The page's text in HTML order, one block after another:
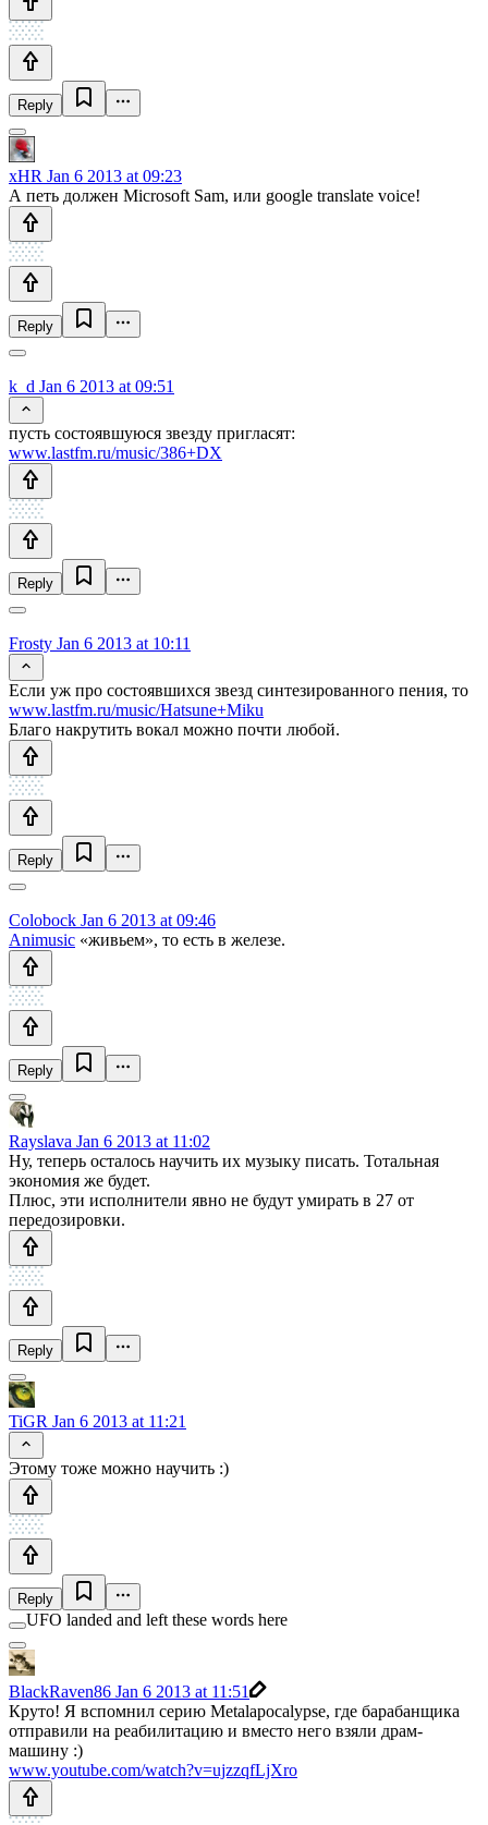
Reply
xHR Jan 6 2013 at 09:23
А петь должен Microsoft Sam, или google translate voice!
Reply
k_d Jan 6 2013 at 09:51
пусть состоявшуюся звезду пригласят:
www.lastfm.ru/music/386+DX
Reply
Frosty Jan 6 2013 at 10:11
Если уж про состоявшихся звезд синтезированного пения, то
www.lastfm.ru/music/Hatsune+Miku
Благо накрутить вокал можно почти любой.
Reply
Colobock Jan 6 2013 at 09:46
Animusiс «живьем», то есть в железе.
Reply
Rayslava Jan 6 2013 at 11:02
Ну, теперь осталось научить их музыку писать. Тотальная
экономия же будет.
Плюс, эти исполнители явно не будут умирать в 27 от
передозировки.
Reply
TiGR Jan 6 2013 at 11:21
Этому тоже можно научить :)
Reply
UFO landed and left these words here
BlackRaven86 Jan 6 2013 at 11:51
Круто! Я вспомнил серию Metalapocalypse, где барабанщика
отправили на реабилитацию и вместо него взяли драм-
машину :)
www.youtube.com/watch?v=ujzzqfLjXro